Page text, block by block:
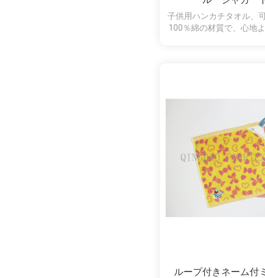
子供用ハンカチタオル、
100％綿の材質で、心地
ループ付きネーム付